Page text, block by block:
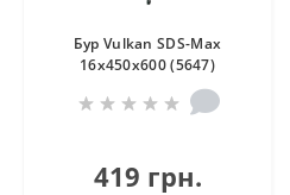
Бур Vulkan SDS-Max
16x450x600 (5647)
419 грн.